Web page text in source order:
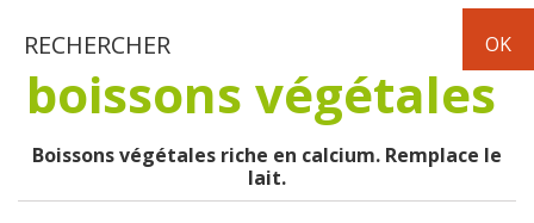
boissons végétales
Boissons végétales riche en calcium. Remplace le
lait.